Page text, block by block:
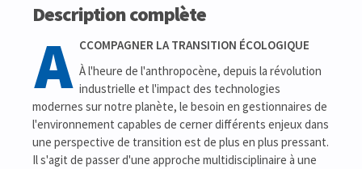
Description complète
A CCOMPAGNER LA TRANSITION ÉCOLOGIQUE
À l'heure de l'anthropocène, depuis la révolution
industrielle et l'impact des technologies
modernes sur notre planète, le besoin en gestionnaires de
l'environnement capables de cerner différents enjeux dans
une perspective de transition est de plus en plus pressant.
Il s'agit de passer d'une approche multidisciplinaire à une